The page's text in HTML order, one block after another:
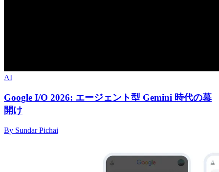
AI
Google I/O 2026: エージェント型 Gemini 時代の幕
開け
By Sundar Pichai